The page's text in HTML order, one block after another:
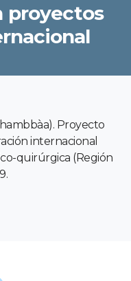
proyectos
Proyecto
internacional
quirúrgica (Región